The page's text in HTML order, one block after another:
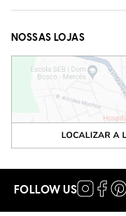
NOSSAS LOJAS
FOLLOW US